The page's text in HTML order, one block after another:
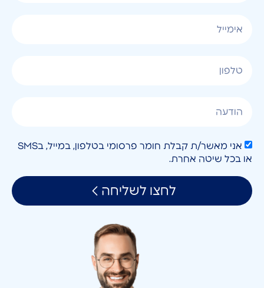
אני מאשר/ת קבלת חומר פרסומי בטלפון, במייל, בSMS
או בכל שיטה אחרת.
לחצו לשליחה